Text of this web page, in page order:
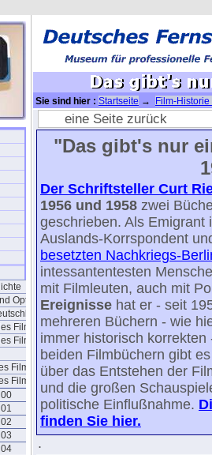
Optik
Films 1
Films 2
Films I
Films II
Sie sind hier : Startseite →
Film-Historie
- 37
eine Seite zurück
"Das gibt's nur
Der Schriftsteller Curt
1956 und 1958 zwei
geschrieben. Als Emigrant
Auslands-Korrspondent
besetzten Nachkriegs-
intessantentesten
mit Filmleuten, auch mit
Ereignisse hat er - seit
mehreren Büchern - wie
immer historisch
beiden Filmbüchern gibt
über das Entstehen der
und die großen
politische Einflußnahme.
finden Sie hier.
.